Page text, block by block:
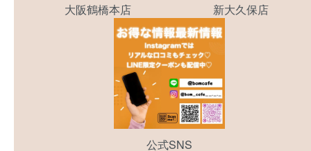
大阪鶴橋本店 新大久保店
公式SNS